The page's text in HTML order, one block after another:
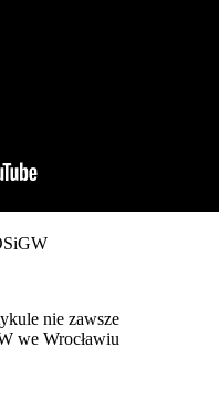
nie zawsze
we Wrocławiu